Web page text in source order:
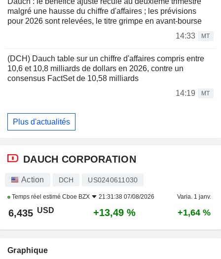
malgré une hausse du chiffre d'affaires ; les prévisions
pour 2026 sont relevées, le titre grimpe en avant-bourse
14:33
MT
(DCH) Dauch table sur un chiffre d'affaires compris entre
10,6 et 10,8 milliards de dollars en 2026, contre un
consensus FactSet de 10,58 milliards
14:19
MT
Plus d'actualités
DAUCH CORPORATION
Action DCH US0240611030
Temps réel estimé Cboe BZX 21:31:38 07/08/2026 Varia. 1 janv.
6,435 USD +13,49 % +1,64 %
Graphique